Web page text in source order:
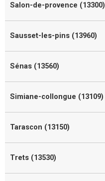
Salon-de-provence (13300)
Sausset-les-pins (13960)
Sénas (13560)
Simiane-collongue (13109)
Tarascon (13150)
Trets (13530)